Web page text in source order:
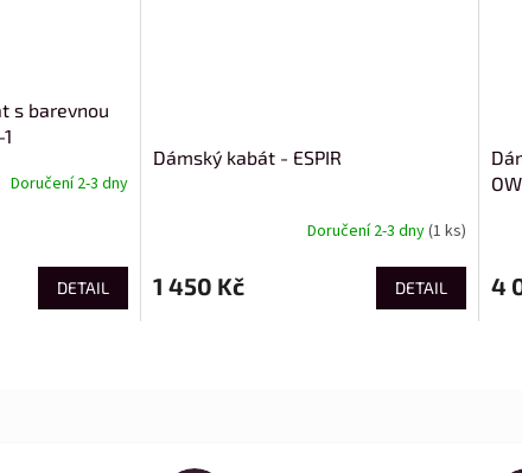
s barevnou
Doručení 2-3 dny
DETAIL
Dámský kabát - ESPIR
Doručení 2-3 dny(1 ks)
1 450 Kč DETAIL 4